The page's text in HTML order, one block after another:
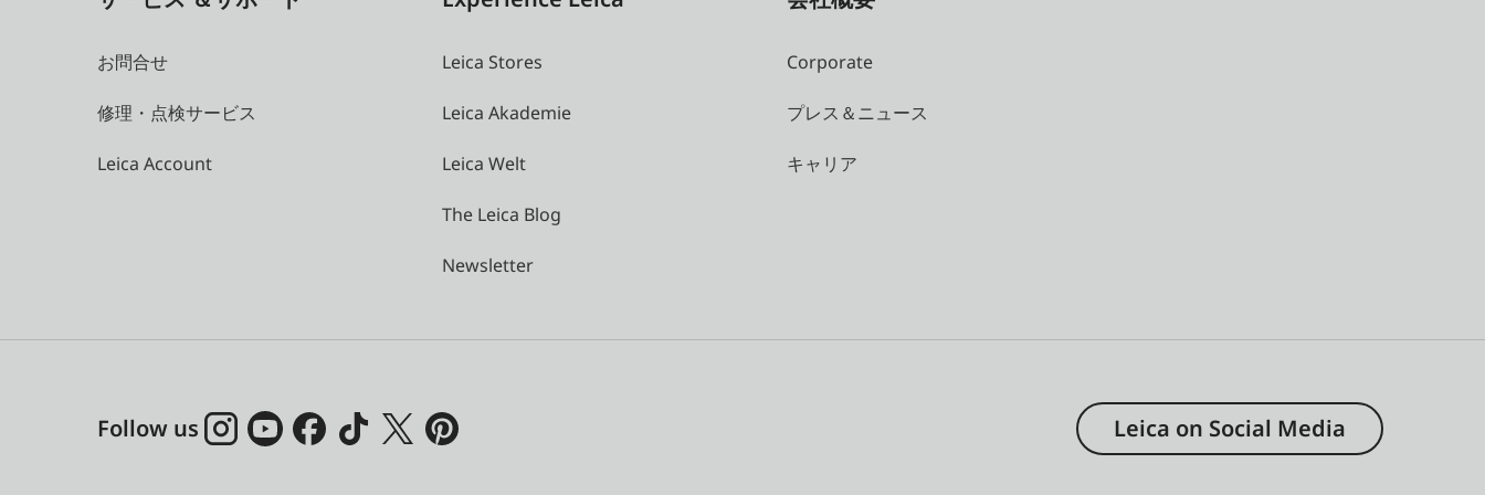
お問合せ
修理・点検サービス
Leica Account
Leica Stores
Leica Akademie
Leica Welt
The Leica Blog
Newsletter
Corporate
プレス＆ニュース
キャリア
Follow us Leica on Social Media